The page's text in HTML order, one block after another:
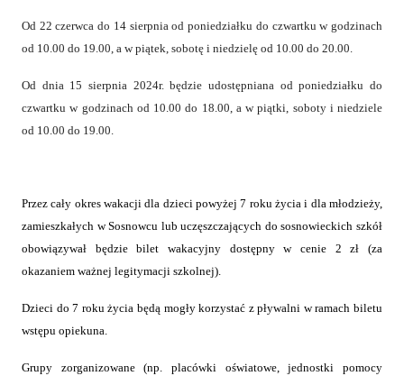
Od 22 czerwca do 14 sierpnia od poniedziałku do czwartku w godzinach
od 10.00 do 19.00, a w piątek, sobotę i niedzielę od 10.00 do 20.00.
Od dnia 15 sierpnia 2024r. będzie udostępniana od poniedziałku do
czwartku w godzinach od 10.00 do 18.00, a w piątki, soboty i niedziele
od 10.00 do 19.00.
Przez cały okres wakacji dla dzieci powyżej 7 roku życia i dla młodzieży,
zamieszkałych w Sosnowcu lub uczęszczających do sosnowieckich szkół
obowiązywał będzie bilet wakacyjny dostępny w cenie 2 zł (za
okazaniem ważnej legitymacji szkolnej).
Dzieci do 7 roku życia będą mogły korzystać z pływalni w ramach biletu
wstępu opiekuna.
Grupy zorganizowane (np. placówki oświatowe, jednostki pomocy